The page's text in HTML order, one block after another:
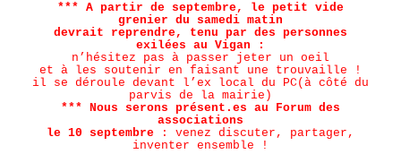
*** A partir de septembre, le petit vide
grenier du samedi matin
devrait reprendre, tenu par des personnes
exilées au Vigan :
n’hésitez pas à passer jeter un oeil
et à les soutenir en faisant une trouvaille !
il se déroule devant l’ex local du PC(à côté du
parvis de la mairie)
*** Nous serons présent.es au Forum des
associations
le 10 septembre : venez discuter, partager,
inventer ensemble !